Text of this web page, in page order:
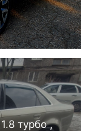
турбо ,